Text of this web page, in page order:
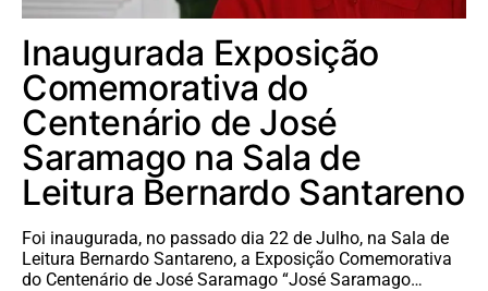
Inaugurada Exposição
Comemorativa do
Centenário de José
Saramago na Sala de
Leitura Bernardo Santareno
Foi inaugurada, no passado dia 22 de Julho, na Sala de
Leitura Bernardo Santareno, a Exposição Comemorativa
do Centenário de José Saramago “José Saramago…